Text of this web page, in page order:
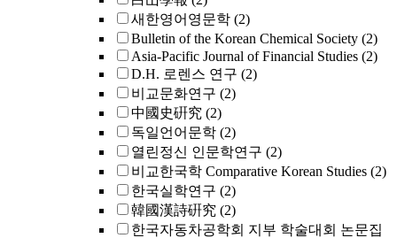
새한영어영문학 (2)
Bulletin of the Korean Chemical Society (2)
Asia-Pacific Journal of Financial Studies (2)
D.H. 로렌스 연구 (2)
비교문화연구 (2)
中國史硏究 (2)
독일언어문학 (2)
열린정신 인문학연구 (2)
비교한국학 Comparative Korean Studies (2)
한국실학연구 (2)
韓國漢詩硏究 (2)
한국자동차공학회 지부 학술대회 논문집